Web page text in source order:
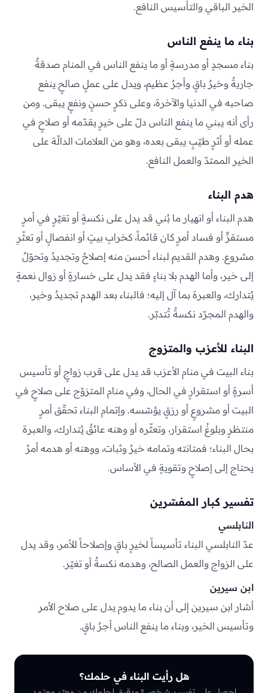
الخير الباقي والتأسيس النافع.
بناء ما ينفع الناس
بناء مسجدٍ أو مدرسةٍ أو ما ينفع الناس في المنام صدقةٌ
جاريةٌ وخيرٌ باقٍ وأجرٌ عظيم، ويدل على عملٍ صالحٍ ينفع
صاحبه في الدنيا والآخرة، وعلى ذكرٍ حسنٍ ونفعٍ يبقى. ومن
رأى أنه يبني ما ينفع الناس دلّ على خيرٍ يقدّمه أو صلاحٍ في
عمله أو أثرٍ طيّبٍ يبقى بعده، وهو من العلامات الدالّة على
الخير الممتدّ والعمل النافع.
هدم البناء
هدم البناء أو انهيار ما بُني قد يدل على نكسةٍ أو تغيّرٍ في أمرٍ
مستقرٍّ أو فساد أمرٍ كان قائماً، كخرابِ بيتٍ أو انفصالٍ أو تعثّرِ
مشروع. وهدم القديم لبناء أحسن منه إصلاحٌ وتجديدٌ وتحوّلٌ
إلى خير، وأما الهدم بلا بناءٍ فقد يدل على خسارةٍ أو زوال نعمةٍ
يُتدارك، والعبرة بما آل إليه؛ فالبناء بعد الهدم تجديدٌ وخير،
والهدم المجرّد نكسةٌ تُتدبّر.
البناء للأعزب والمتزوج
بناء البيت في منام الأعزب قد يدل على قرب زواجٍ أو تأسيس
أسرةٍ أو استقرارٍ في الحال، وفي منام المتزوّج على صلاحٍ في
البيت أو مشروعٍ أو رزقٍ يؤسّسه. وإتمام البناء تحقّق أمرٍ
منتظرٍ وبلوغُ استقرار، وتعثّره أو وهنه عائقٌ يُتدارك، والعبرة
بحال البناء؛ فمتانته وتمامه خيرٌ وثبات، ووهنه أو هدمه أمرٌ
يحتاج إلى إصلاحٍ وتقويةٍ في الأساس.
تفسير كبار المفسّرين
النابلسي
عدّ النابلسي البناء تأسيساً لخيرٍ باقٍ وإصلاحاً للأمر، وقد يدل
على الزواج والعمل الصالح، وهدمه نكسةٌ أو تغيّر.
ابن سيرين
أشار ابن سيرين إلى أن بناء ما يدوم يدل على صلاح الأمر
وتأسيس الخير، وبناء ما ينفع الناس أجرٌ باقٍ.
هل رأيت البناء في حلمك؟